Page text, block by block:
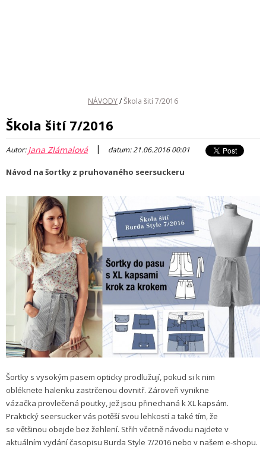
NÁVODY/Škola šití 7/2016
Škola šití 7/2016
Autor:Jana Zlámalová | datum: 21.06.2016 00:01
Návod na šortky z pruhovaného seersuckeru
Šortky s vysokým pasem opticky prodlužují, pokud si k nim
obléknete halenku zastrčenou dovnitř. Zároveň vynikne
vázačka provlečená poutky, jež jsou přinechaná k XL kapsám.
Praktický seersucker vás potěší svou lehkostí a také tím, že
se většinou obejde bez žehlení. Střih včetně návodu najdete v
aktuálním vydání časopisu Burda Style 7/2016 nebo v našem e-shopu.